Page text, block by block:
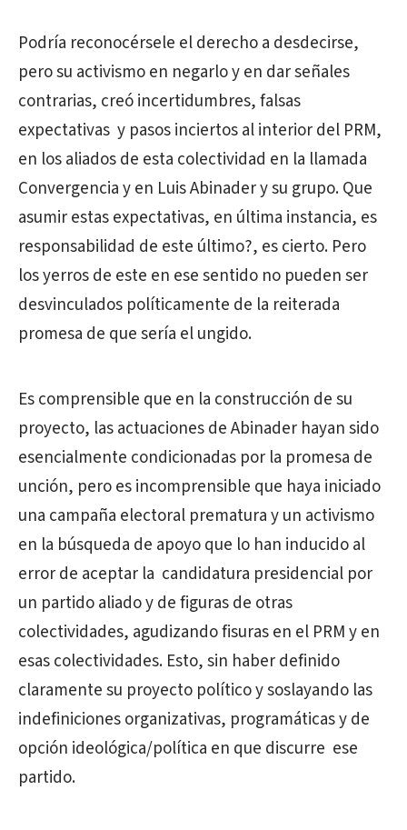
Podría reconocérsele el derecho a desdecirse,
pero su activismo en negarlo y en dar señales
contrarias, creó incertidumbres, falsas
expectativas y pasos inciertos al interior del PRM,
en los aliados de esta colectividad en la llamada
Convergencia y en Luis Abinader y su grupo. Que
asumir estas expectativas, en última instancia, es
responsabilidad de este último?, es cierto. Pero
los yerros de este en ese sentido no pueden ser
desvinculados políticamente de la reiterada
promesa de que sería el ungido.
Es comprensible que en la construcción de su
proyecto, las actuaciones de Abinader hayan sido
esencialmente condicionadas por la promesa de
unción, pero es incomprensible que haya iniciado
una campaña electoral prematura y un activismo
en la búsqueda de apoyo que lo han inducido al
error de aceptar la candidatura presidencial por
un partido aliado y de figuras de otras
colectividades, agudizando fisuras en el PRM y en
esas colectividades. Esto, sin haber definido
claramente su proyecto político y soslayando las
indefiniciones organizativas, programáticas y de
opción ideológica/política en que discurre ese
partido.